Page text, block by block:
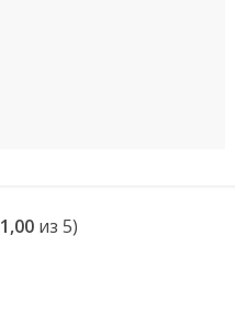
1,00 из 5)